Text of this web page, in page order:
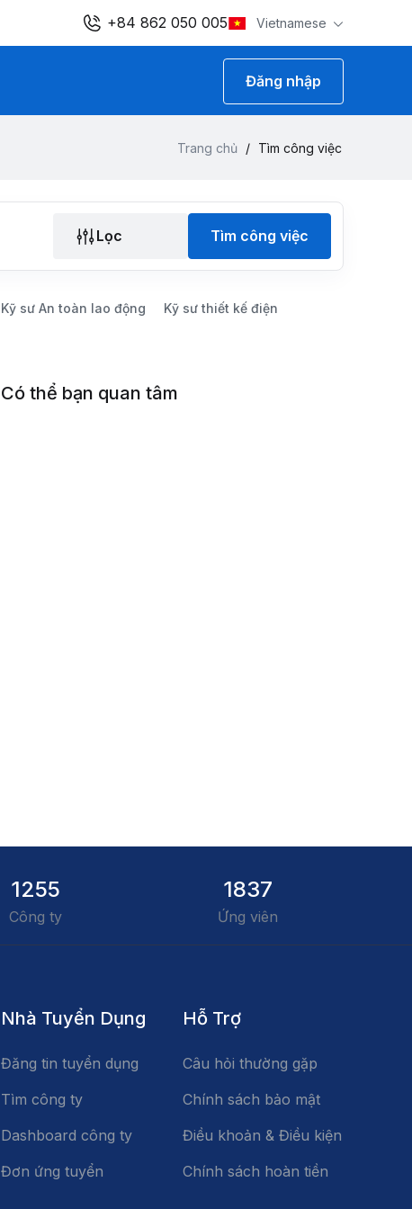
+84 862 050 005 Vietnamese
Đăng nhập
Trang chủ / Tìm công việc
Lọc Tìm công việc
Kỹ sư An toàn lao động
Kỹ sư thiết kế điện
Có thể bạn quan tâm
1255
Công ty
1837
Ứng viên
Nhà Tuyển Dụng
Đăng tin tuyển dụng
Tìm công ty
Dashboard công ty
Đơn ứng tuyển
Hỗ Trợ
Câu hỏi thường gặp
Chính sách bảo mật
Điều khoản & Điều kiện
Chính sách hoàn tiền